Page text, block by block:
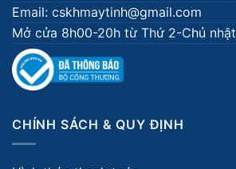
Email: cskhmaytinh@gmail.com
Mở cửa 8h00-20h từ Thứ 2-Chủ nhật
CHÍNH SÁCH & QUY ĐỊNH